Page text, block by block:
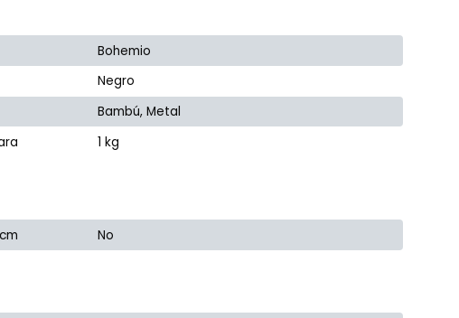
Bohemio
Negro
Bambú, Metal
1 kg
No